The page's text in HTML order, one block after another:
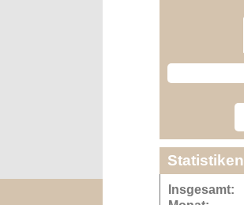
Statistiken
Insgesamt: